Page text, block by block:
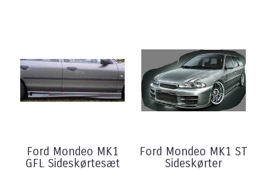
Ford Mondeo MK1
GFL Sideskørtesæt
Ford Mondeo MK1 ST
Sideskørter